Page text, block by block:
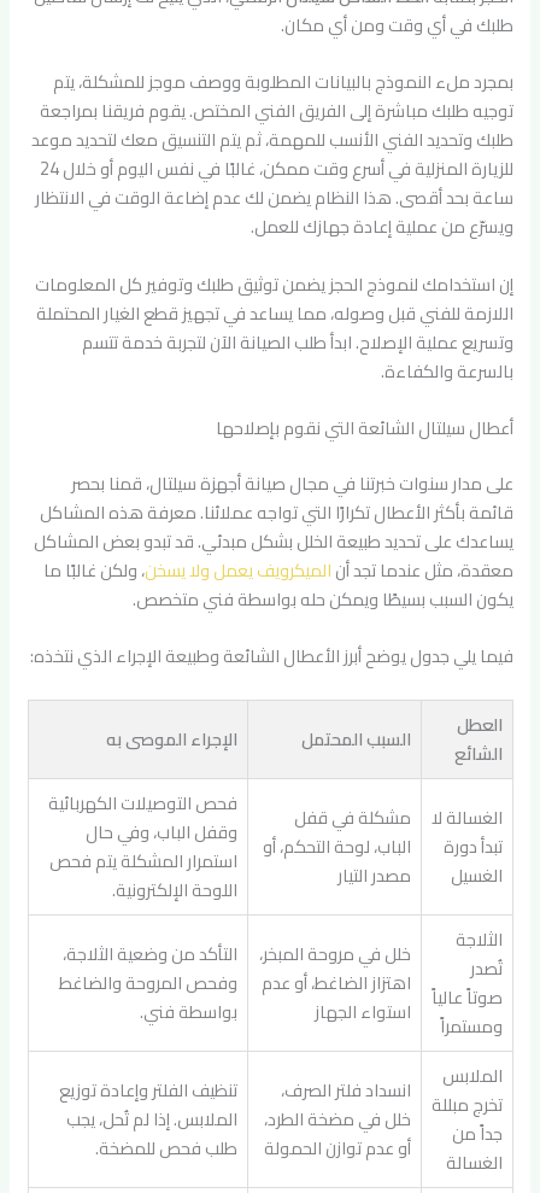
طلبك في أي وقت ومن أي مكان.
بمجرد ملء النموذج بالبيانات المطلوبة ووصف موجز للمشكلة، يتم
توجيه طلبك مباشرة إلى الفريق الفني المختص. يقوم فريقنا بمراجعة
طلبك وتحديد الفني الأنسب للمهمة، ثم يتم التنسيق معك لتحديد موعد
للزيارة المنزلية في أسرع وقت ممكن، غالبًا في نفس اليوم أو خلال 24
ساعة بحد أقصى. هذا النظام يضمن لك عدم إضاعة الوقت في الانتظار
ويسرّع من عملية إعادة جهازك للعمل.
إن استخدامك لنموذج الحجز يضمن توثيق طلبك وتوفير كل المعلومات
اللازمة للفني قبل وصوله، مما يساعد في تجهيز قطع الغيار المحتملة
وتسريع عملية الإصلاح. ابدأ طلب الصيانة الآن لتجربة خدمة تتسم
بالسرعة والكفاءة.
أعطال سيلتال الشائعة التي نقوم بإصلاحها
على مدار سنوات خبرتنا في مجال صيانة أجهزة سيلتال، قمنا بحصر
قائمة بأكثر الأعطال تكرارًا التي تواجه عملائنا. معرفة هذه المشاكل
يساعدك على تحديد طبيعة الخلل بشكل مبدئي. قد تبدو بعض المشاكل
معقدة، مثل عندما تجد أنالميكرويف يعمل ولا يسخن، ولكن غالبًا ما
يكون السبب بسيطًا ويمكن حله بواسطة فني متخصص.
فيما يلي جدول يوضح أبرز الأعطال الشائعة وطبيعة الإجراء الذي نتخذه:
العطل
الشائع
السبب المحتمل الإجراء الموصى به
الغسالة لا
تبدأ دورة
الغسيل
مشكلة في قفل
الباب، لوحة التحكم، أو
مصدر التيار
فحص التوصيلات الكهربائية
وقفل الباب، وفي حال
استمرار المشكلة يتم فحص
اللوحة الإلكترونية.
الثلاجة
تُصدر
صوتاً عالياً
ومستمراً
خلل في مروحة المبخر،
اهتزاز الضاغط، أو عدم
استواء الجهاز
التأكد من وضعية الثلاجة،
وفحص المروحة والضاغط
بواسطة فني.
الملابس
تخرج مبللة
جداً من
الغسالة
انسداد فلتر الصرف،
خلل في مضخة الطرد،
أو عدم توازن الحمولة
تنظيف الفلتر وإعادة توزيع
الملابس. إذا لم تُحل، يجب
طلب فحص للمضخة.